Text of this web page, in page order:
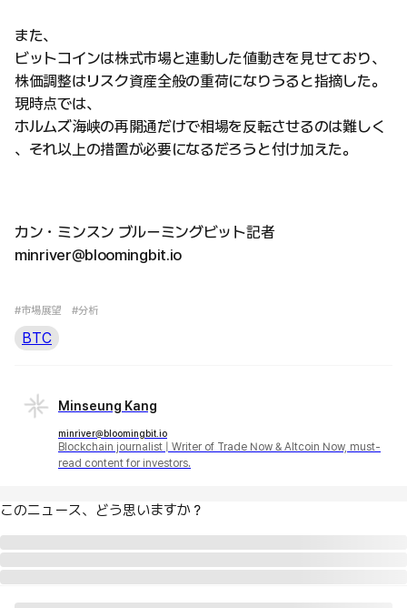
また、
ビットコインは株式市場と連動した値動きを見せており、
株価調整はリスク資産全般の重荷になりうると指摘した。
現時点では、
ホルムズ海峡の再開通だけで相場を反転させるのは難しく
、それ以上の措置が必要になるだろうと付け加えた。
カン・ミンスン ブルーミングビット記者
minriver@bloomingbit.io
#市場展望 #分析
BTC
Minseung Kang
minriver@bloomingbit.io
Blockchain journalist | Writer of Trade Now & Altcoin Now, must-
read content for investors.
このニュース、どう思いますか？